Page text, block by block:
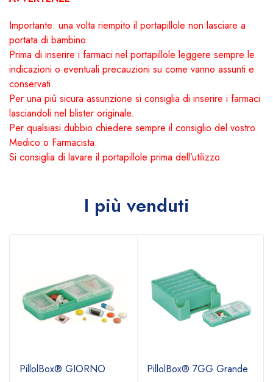
Importante: una volta riempito il portapillole non lasciare a
portata di bambino.
Prima di inserire i farmaci nel portapillole leggere sempre le
indicazioni o eventuali precauzioni su come vanno assunti e
conservati.
Per una più sicura assunzione si consiglia di inserire i farmaci
lasciandoli nel blister originale.
Per qualsiasi dubbio chiedere sempre il consiglio del vostro
Medico o Farmacista.
Si consiglia di lavare il portapillole prima dell’utilizzo.
I più venduti
PillolBox® GIORNO PillolBox® 7GG Grande